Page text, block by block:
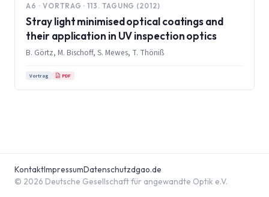
A6 · VORTRAG · 113. TAGUNG (2012)
Stray light minimised optical coatings and
their application in UV inspection optics
B. Görtz, M. Bischoff, S. Mewes, T. Thöniß
Vortrag PDF
© 2026 Deutsche Gesellschaft für angewandte Optik e.V.
KontaktImpressumDatenschutzdgao.de